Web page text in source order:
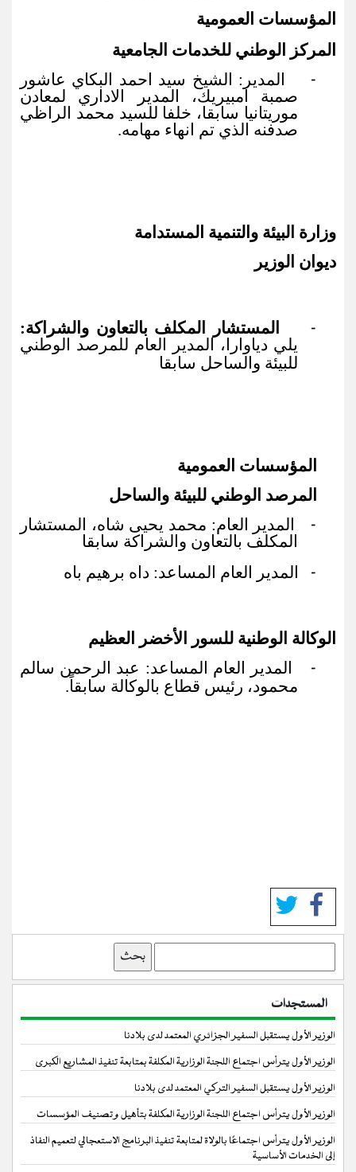
المؤسسات العمومية
المركز الوطني للخدمات الجامعية
-
المدير: الشيخ سيد احمد البكاي عاشور
صمبة امبيريك، المدير الاداري لمعادن
موريتانيا سابقا، خلفا للسيد محمد الراظي
صدفنه الذي تم انهاء مهامه.
وزارة البيئة والتنمية المستدامة
ديوان الوزير
-
المستشار المكلف بالتعاون والشراكة:
يلي دياوارا، المدير العام للمرصد الوطني
للبيئة والساحل سابقا
المؤسسات العمومية
المرصد الوطني للبيئة والساحل
-
المدير العام: محمد يحيى شاه، المستشار
المكلف بالتعاون والشراكة سابقا
- المدير العام المساعد: داه برهيم باه
الوكالة الوطنية للسور الأخضر العظيم
-
المدير العام المساعد: عبد الرحمن سالم
محمود، رئيس قطاع بالوكالة سابقاً.
المستجدات
الوزير الأول يستقبل السفير الجزائري المعتمد لدى بلادنا
الوزير الأول يترأس اجتماع اللجنة الوزارية المكلفة بمتابعة تنفيذ المشاريع الكبرى
الوزير الأول يستقبل السفير التركي المعتمد لدى بلادنا
الوزير الأول يترأس اجتماع اللجنة الوزارية المكلفة بتأهيل وتصنيف المؤسسات
الوزير الأول يترأس اجتماعًا بالولاة لمتابعة تنفيذ البرنامج الاستعجالي لتعميم النفاذ
إلى الخدمات الأساسية